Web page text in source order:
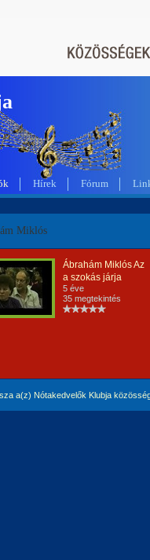
Hírek Fórum
Miklós
Ábrahám Miklós Az
a szokás járja
5 éve
35 megtekintés
a(z) Nótakedvelők Klubja